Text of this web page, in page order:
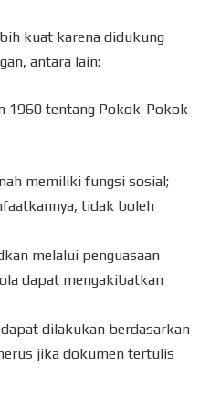
kuat karena didukung
antara lain:
1960 tentang Pokok-Pokok
memiliki fungsi sosial;
tidak boleh
melalui penguasaan
dapat mengakibatkan
dilakukan berdasarkan
jika dokumen tertulis